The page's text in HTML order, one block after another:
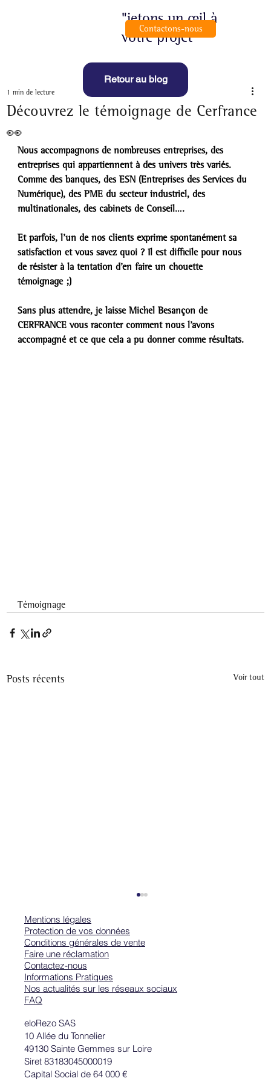
"jetons un œil à
votre projet"
Contactons-nous
Découvrez le témoignage de Cerfrance
👀
1 min de lecture
Nous accompagnons de nombreuses entreprises, des
entreprises qui appartiennent à des univers très variés.
Comme des banques, des ESN (Entreprises des Services du
Numérique), des PME du secteur industriel, des
multinationales, des cabinets de Conseil….
Et parfois, l’un de nos clients exprime spontanément sa
satisfaction et vous savez quoi ? Il est difficile pour nous
de résister à la tentation d’en faire un chouette
témoignage ;)
Sans plus attendre, je laisse Michel Besançon de
CERFRANCE vous raconter comment nous l’avons
accompagné et ce que cela a pu donner comme résultats.
Témoignage
Posts récents Voir tout
Retour au blog
eloRezo SAS
10 Allée du Tonnelier
49130 Sainte Gemmes sur Loire
Siret 83183045000019
Capital Social de 64 000 €
Mentions légales
Protection de vos données
Conditions générales de vente
Faire une réclamation
Contactez-nous
Informations Pratiques
Nos actualités sur les réseaux sociaux
FAQ